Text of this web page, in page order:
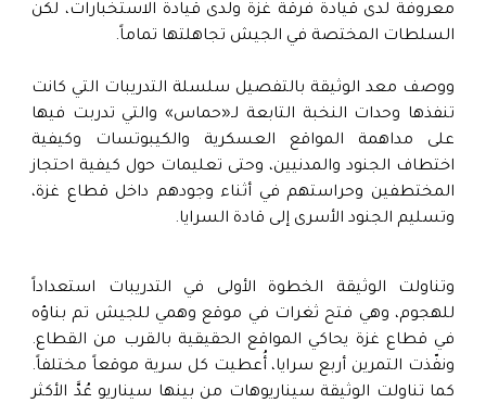
معروفة لدى قيادة فرقة غزة ولدى قيادة الاستخبارات، لكن
السلطات المختصة في الجيش تجاهلتها تماماً.
ووصف معد الوثيقة بالتفصيل سلسلة التدريبات التي كانت
تنفذها وحدات النخبة التابعة لـ«حماس» والتي تدربت فيها
على مداهمة المواقع العسكرية والكيبوتسات وكيفية
اختطاف الجنود والمدنيين، وحتى تعليمات حول كيفية احتجاز
المختطفين وحراستهم في أثناء وجودهم داخل قطاع غزة،
وتسليم الجنود الأسرى إلى قادة السرايا.
وتناولت الوثيقة الخطوة الأولى في التدريبات استعداداً
للهجوم، وهي فتح ثغرات في موقع وهمي للجيش تم بناؤه
في قطاع غزة يحاكي المواقع الحقيقية بالقرب من القطاع.
ونفّذت التمرين أربع سرايا، أُعطيت كل سرية موقعاً مختلفاً.
كما تناولت الوثيقة سيناريوهات من بينها سيناريو عُدَّ الأكثر